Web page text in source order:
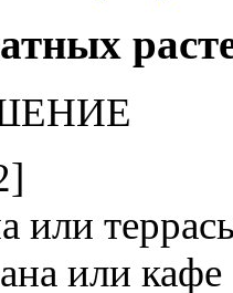
или
или кафе